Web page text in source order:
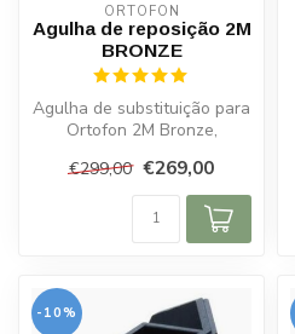
ORTOFON
Agulha de reposição 2M
BRONZE
Agulha de substituição para
Ortofon 2M Bronze,
e comp...
€299,00 €269,00
-10%